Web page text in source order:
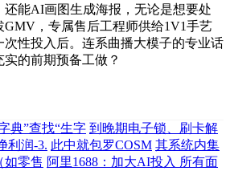
还能AI画图生成海报，无论是想要处
GMV，专属售后工程师供给1V1手艺
性投入后。连系曲播大模子的专业话
的前期预备工做？
典”查找“生字 到晚期电子锁、刷卡解
利润-3. 此中就包罗COSM 其系统内集
如零售 阿里1688：加大AI投入 所有面